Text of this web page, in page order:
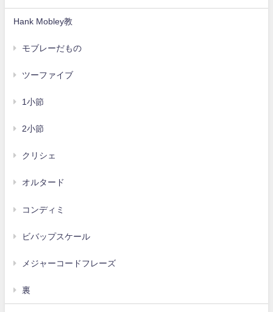
Hank Mobley教
モブレーだもの
ツーファイブ
1小節
2小節
クリシェ
オルタード
コンディミ
ビバップスケール
メジャーコードフレーズ
裏